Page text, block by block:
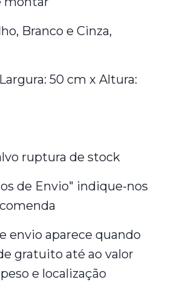
Branco e Cinza,
50 cm x Altura:
ruptura de stock
de Envio" indique-nos
envio aparece quando
gratuito até ao valor
e localização